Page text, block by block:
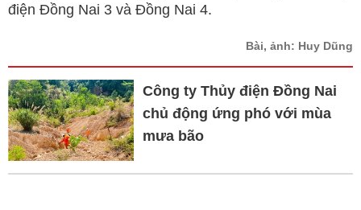
điện Đồng Nai 3 và Đồng Nai 4.
Bài, ảnh: Huy Dũng
Công ty Thủy điện Đồng Nai
chủ động ứng phó với mùa
mưa bão